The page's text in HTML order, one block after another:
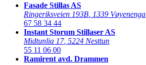
Fasade Stillas AS
Ringeriksveien 193B 1339 Vøyenenga
67 58 34 44
Instant Storum Stillaser AS
Midtunlia 17, 5224 Nesttun
55 11 06 00
Ramirent avd. Drammen